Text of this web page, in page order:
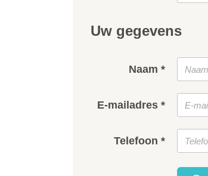
Uw gegevens
Naam *
E-mailadres *
Telefoon *